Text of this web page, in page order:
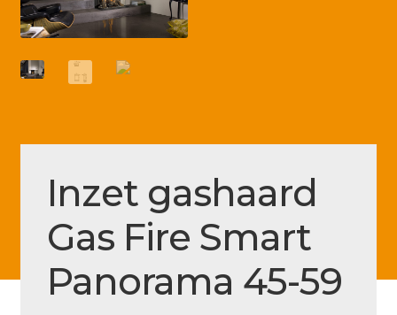
Blog
Disclaimer
Installatieservice
Klantenservice
Mijn account
Inzet gashaard
Gas Fire Smart
Panorama 45-59